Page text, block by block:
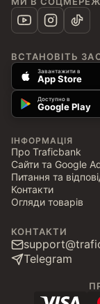
ВСТАНОВІТЬ
Завантажити в
App Store
Доступно в
Google Play
ІНФОРМАЦІЯ
Про Traficbank
Сайти та Google
Питання та
Контакти
Огляди товарів
КОНТАКТИ
Telegram